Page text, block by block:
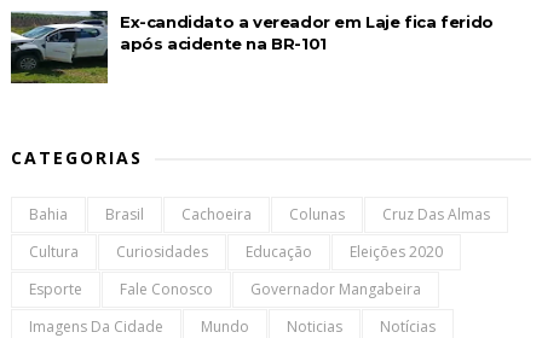
Ex-candidato a vereador em Laje fica ferido
após acidente na BR-101
CATEGORIAS
Bahia Brasil Cachoeira Colunas
Cruz Das Almas
Cultura
Curiosidades Educação
Eleições 2020
Esporte
Fale Conosco
Governador Mangabeira
Imagens Da Cidade
Mundo Noticias
Notícias